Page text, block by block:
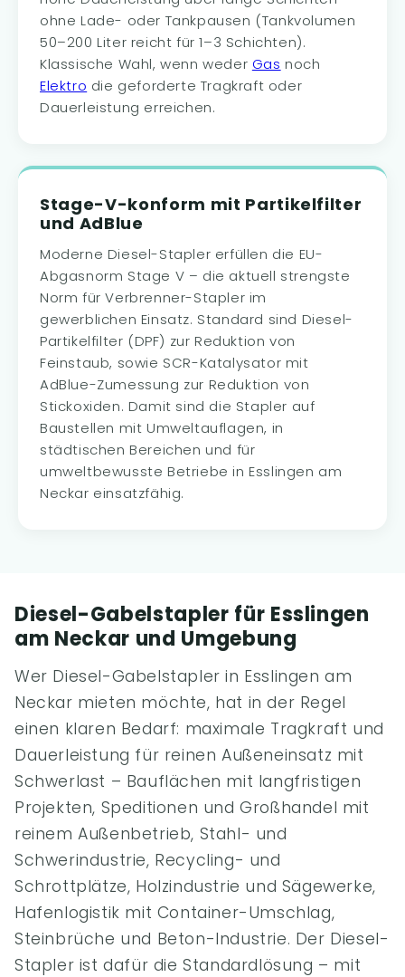
ohne Lade- oder Tankpausen (Tankvolumen
50–200 Liter reicht für 1–3 Schichten).
Klassische Wahl, wenn weder Gas noch
Elektro die geforderte Tragkraft oder
Dauerleistung erreichen.
Stage-V-konform mit Partikelfilter
und AdBlue
Moderne Diesel-Stapler erfüllen die EU-
Abgasnorm Stage V – die aktuell strengste
Norm für Verbrenner-Stapler im
gewerblichen Einsatz. Standard sind Diesel-
Partikelfilter (DPF) zur Reduktion von
Feinstaub, sowie SCR-Katalysator mit
AdBlue-Zumessung zur Reduktion von
Stickoxiden. Damit sind die Stapler auf
Baustellen mit Umweltauflagen, in
städtischen Bereichen und für
umweltbewusste Betriebe in Esslingen am
Neckar einsatzfähig.
Diesel-Gabelstapler für Esslingen
am Neckar und Umgebung
Wer Diesel-Gabelstapler in Esslingen am
Neckar mieten möchte, hat in der Regel
einen klaren Bedarf: maximale Tragkraft und
Dauerleistung für reinen Außeneinsatz mit
Schwerlast – Bauflächen mit langfristigen
Projekten, Speditionen und Großhandel mit
reinem Außenbetrieb, Stahl- und
Schwerindustrie, Recycling- und
Schrottplätze, Holzindustrie und Sägewerke,
Hafenlogistik mit Container-Umschlag,
Steinbrüche und Beton-Industrie. Der Diesel-
Stapler ist dafür die Standardlösung – mit